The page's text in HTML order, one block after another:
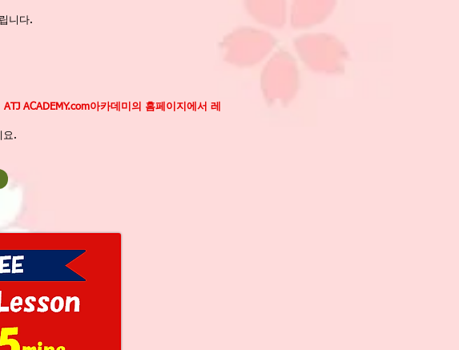
니다.
ACADEMY.com아카데미의 홈페이지에서 레
요.